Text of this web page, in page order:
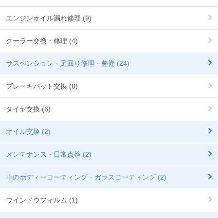
エンジンオイル漏れ修理 (9)
クーラー交換・修理 (4)
サスペンション・足回り修理・整備 (24)
ブレーキパット交換 (8)
タイヤ交換 (6)
オイル交換 (2)
メンテナンス・日常点検 (2)
車のボディーコーティング・ガラスコーティング (2)
ウインドウフィルム (1)